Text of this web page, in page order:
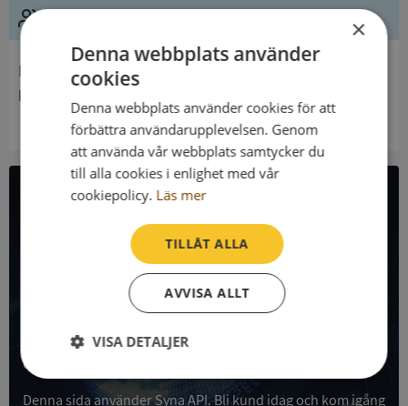
Ledning
Innehavare
Norra Sandsjö Församling
All företagsdata i API
Få all denna företagsinformation i Syna API
Syna API är ett blixtsnabbt API där du kan hämta
registrerade företagsuppgifter, betalningsanmärkningar,
skatteuppgifter och mycket mer på alla Sveriges företag
och personer.
Denna sida använder Syna API. Bli kund idag och kom igång
×
Denna webbplats använder
cookies
Denna webbplats använder cookies för att
förbättra användarupplevelsen. Genom
att använda vår webbplats samtycker du
till alla cookies i enlighet med vår
cookiepolicy. Läs mer
TILLÅT ALLA
AVVISA ALLT
VISA DETALJER
Strikt
nödvändigt
Prestanda Inriktning